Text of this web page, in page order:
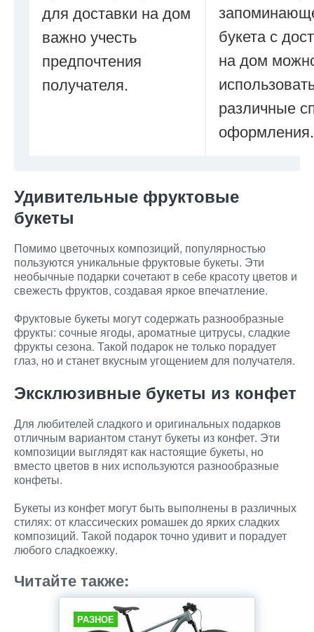
для доставки на дом
важно учесть
предпочтения
получателя.
букета с
на дом
различные
оформления.
Удивительные фруктовые
букеты
Помимо цветочных композиций, популярностью
пользуются уникальные фруктовые букеты. Эти
необычные подарки сочетают в себе красоту цветов и
свежесть фруктов, создавая яркое впечатление.
Фруктовые букеты могут содержать разнообразные
фрукты: сочные ягоды, ароматные цитрусы, сладкие
фрукты сезона. Такой подарок не только порадует
глаз, но и станет вкусным угощением для получателя.
Эксклюзивные букеты из конфет
Для любителей сладкого и оригинальных подарков
отличным вариантом станут букеты из конфет. Эти
композиции выглядят как настоящие букеты, но
вместо цветов в них используются разнообразные
конфеты.
Букеты из конфет могут быть выполнены в различных
стилях: от классических ромашек до ярких сладких
композиций. Такой подарок точно удивит и порадует
любого сладкоежку.
Читайте также:
РАЗНОЕ